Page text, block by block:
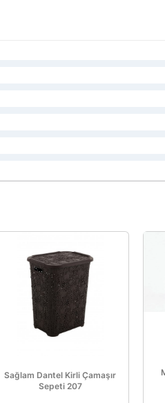
Sağlam Dantel Kirli Çamaşır
Sepeti 207